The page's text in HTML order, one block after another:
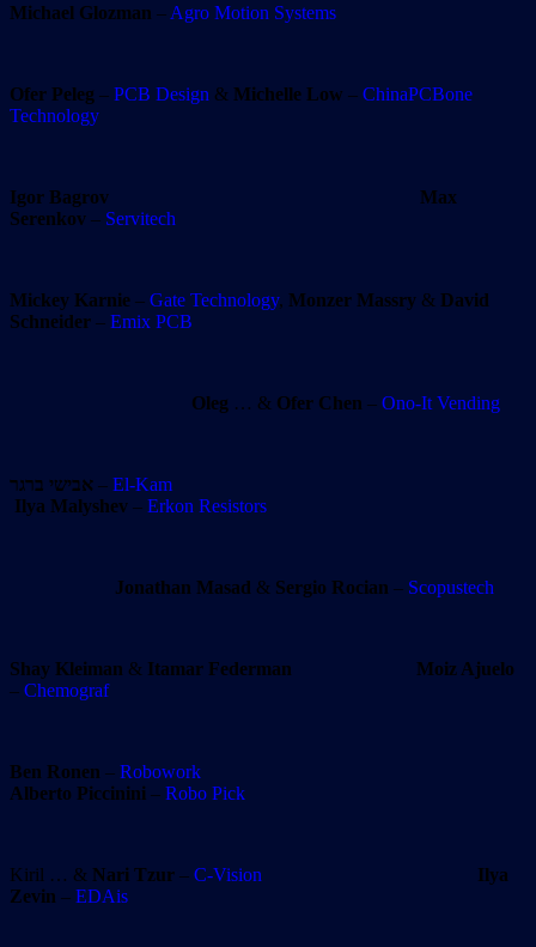
Michael Glozman – Agro Motion Systems
Ofer Peleg – PCB Design & Michelle Low – ChinaPCBone
Technology
Igor Bagrov
Max
Serenkov – Servitech
Mickey Karnie – Gate Technology, Monzer Massry & David
Schneider – Emix PCB
Oleg … & Ofer Chen – Ono-It Vending
אבישי ברגר – El-Kam
Ilya Malyshev – Erkon Resistors
Jonathan Masad & Sergio Rocian – Scopustech
Shay Kleiman & Itamar Federman
Moiz Ajuelo
– Chemograf
Ben Ronen – Robowork
Alberto Piccinini – Robo Pick
Kiril … & Nari Tzur – C-Vision
Ilya
Zevin – EDAis